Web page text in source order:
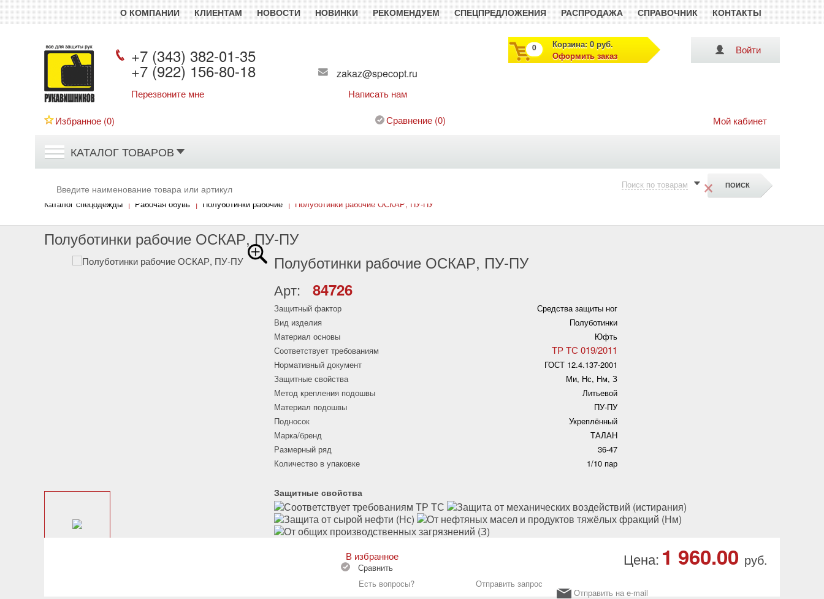
О КОМПАНИИ КЛИЕНТАМ НОВОСТИ НОВИНКИ РЕКОМЕНДУЕМ СПЕЦПРЕДЛОЖЕНИЯ РАСПРОДАЖА СПРАВОЧНИК КОНТАКТЫ
+7 (343) 382-01-35
+7 (922) 156-80-18 zakaz@specopt.ru
Перезвоните мне Написать нам
Войти
Корзина: 0 руб.
Оформить заказ
0
Избранное (0) Сравнение (0) Мой кабинет
КАТАЛОГ ТОВАРОВ
×
Поиск по товарам
Каталог спецодежды | Рабочая обувь | Полуботинки рабочие | Полуботинки рабочие ОСКАР, ПУ-ПУ
Полуботинки рабочие ОСКАР, ПУ-ПУ
Полуботинки рабочие ОСКАР, ПУ-ПУ
Арт: 84726
Защитный фактор
Средства защиты ног
Вид изделия
Полуботинки
Материал основы
Юфть
Соответствует требованиям
ТР ТС 019/2011
Нормативный документ
ГОСТ 12.4.137-2001
Защитные свойства
Ми, Нс, Нм, З
Метод крепления подошвы
Литьевой
Материал подошвы
ПУ-ПУ
Подносок
Укреплённый
Марка/бренд
ТАЛАН
Размерный ряд
36-47
Количество в упаковке
1/10 пар
Защитные свойства
Цена: 1 960.00 руб.
В избранное
Сравнить
Есть вопросы?
Отправить запрос
Отправить на e-mail